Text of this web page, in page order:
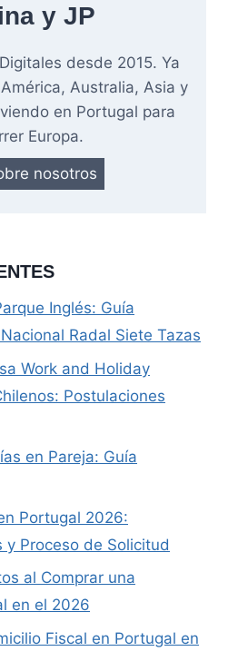
y JP
desde 2015. Ya
Australia, Asia y
en Portugal para
Europa.
nosotros
Inglés: Guía
Radal Siete Tazas
Work and Holiday
Postulaciones
en Pareja: Guía
Portugal 2026:
y Proceso de Solicitud
al Comprar una
en el 2026
Fiscal en Portugal en